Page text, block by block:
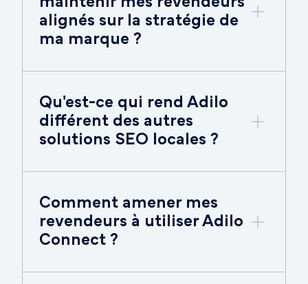
alignés sur la stratégie de
ma marque ?
Qu'est-ce qui rend Adilo
différent des autres
solutions SEO locales ?
Comment amener mes
revendeurs à utiliser Adilo
Connect ?